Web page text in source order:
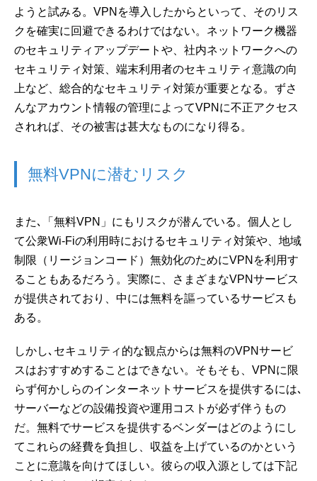
ようと試みる。VPNを導入したからといって、そのリス
クを確実に回避できるわけではない。ネットワーク機器
のセキュリティアップデートや、社内ネットワークへの
セキュリティ対策、端末利用者のセキュリティ意識の向
上など、総合的なセキュリティ対策が重要となる。ずさ
んなアカウント情報の管理によってVPNに不正アクセス
されれば、その被害は甚大なものになり得る。
無料VPNに潜むリスク
また､「無料VPN」にもリスクが潜んでいる。個人とし
て公衆Wi-Fiの利用時におけるセキュリティ対策や、地域
制限（リージョンコード）無効化のためにVPNを利用す
ることもあるだろう。実際に、さまざまなVPNサービス
が提供されており、中には無料を謳っているサービスも
ある。
しかし､セキュリティ的な観点からは無料のVPNサービ
スはおすすめすることはできない。そもそも、VPNに限
らず何かしらのインターネットサービスを提供するには､
サーバーなどの設備投資や運用コストが必ず伴うもの
だ。無料でサービスを提供するベンダーはどのようにし
てこれらの経費を負担し、収益を上げているのかという
ことに意識を向けてほしい。彼らの収入源としては下記